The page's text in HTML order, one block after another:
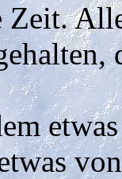
Zeit.